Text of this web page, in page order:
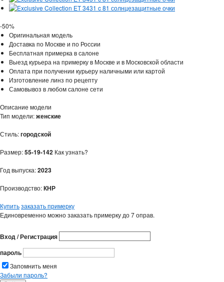
-50%
Оригинальная модель
Доставка по Москве и по России
Бесплатная примерка в салоне
Выезд курьера на примерку в Москве и в Московской области
Оплата при получении курьеру наличными или картой
Изготовление линз по рецепту
Самовывоз в любом салоне сети
Описание модели
Тип модели:женские
Стиль:городской
Размер:55-19-142 Как узнать?
Год выпуска:2023
Производство:КНР
Купитьзаказать примерку
Единовременно можно заказать примерку до 7 оправ.
Вход / Регистрация
пароль
Запомнить меня
Забыли пароль?